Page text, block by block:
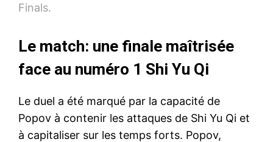
Finals.
Le match: une finale maîtrisée
face au numéro 1 Shi Yu Qi
Le duel a été marqué par la capacité de
Popov à contenir les attaques de Shi Yu Qi et
à capitaliser sur les temps forts. Popov,